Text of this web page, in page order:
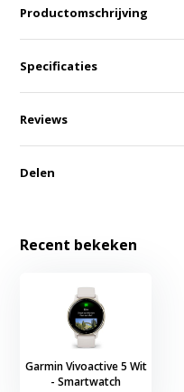
Productomschrijving
Specificaties
Reviews
Delen
Recent bekeken
Garmin Vivoactive 5 Wit
- Smartwatch